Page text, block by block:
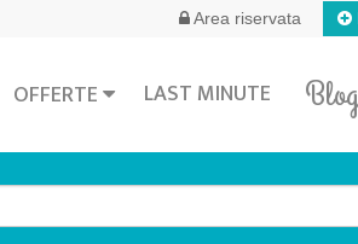
Area riservata
OFFERTE LAST MINUTE